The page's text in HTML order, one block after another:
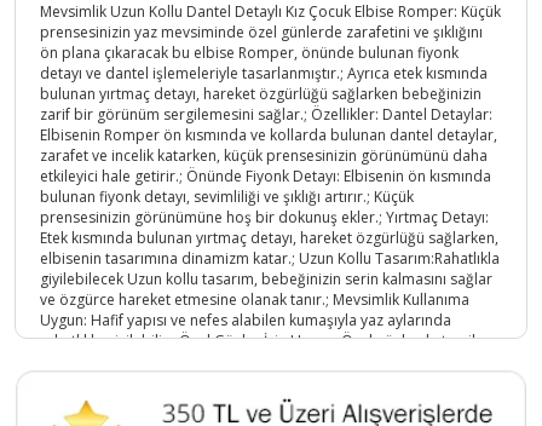
Mevsimlik Uzun Kollu Dantel Detaylı Kız Çocuk Elbise Romper: Küçük
prensesinizin yaz mevsiminde özel günlerde zarafetini ve şıklığını
ön plana çıkaracak bu elbise Romper, önünde bulunan fiyonk
detayı ve dantel işlemeleriyle tasarlanmıştır.; Ayrıca etek kısmında
bulunan yırtmaç detayı, hareket özgürlüğü sağlarken bebeğinizin
zarif bir görünüm sergilemesini sağlar.; Özellikler: Dantel Detaylar:
Elbisenin Romper ön kısmında ve kollarda bulunan dantel detaylar,
zarafet ve incelik katarken, küçük prensesinizin görünümünü daha
etkileyici hale getirir.; Önünde Fiyonk Detayı: Elbisenin ön kısmında
bulunan fiyonk detayı, sevimliliği ve şıklığı artırır.; Küçük
prensesinizin görünümüne hoş bir dokunuş ekler.; Yırtmaç Detayı:
Etek kısmında bulunan yırtmaç detayı, hareket özgürlüğü sağlarken,
elbisenin tasarımına dinamizm katar.; Uzun Kollu Tasarım:Rahatlıkla
giyilebilecek Uzun kollu tasarım, bebeğinizin serin kalmasını sağlar
ve özgürce hareket etmesine olanak tanır.; Mevsimlik Kullanıma
Uygun: Hafif yapısı ve nefes alabilen kumaşıyla yaz aylarında
rahatlıkla giyilebilir.; Özel Günler İçin Uygun: Özel günlerde tercih
Uzun kollu kız çocuk elbisesi Romper, küçük prensesinizin serin ve